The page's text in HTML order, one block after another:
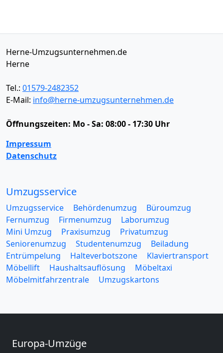
Herne-Umzugsunternehmen.de
Herne
Tel.: 01579-2482352
E-Mail: info@herne-umzugsunternehmen.de
Öffnungszeiten: Mo - Sa: 08:00 - 17:30 Uhr
Impressum
Datenschutz
Umzugsservice
Umzugsservice Behördenumzug
Büroumzug
Fernumzug
Firmenumzug
Laborumzug
Mini Umzug
Praxisumzug
Privatumzug
Seniorenumzug
Studentenumzug
Beiladung
Entrümpelung
Halteverbotszone
Klaviertransport
Möbellift
Haushaltsauflösung
Möbeltaxi
Möbelmitfahrzentrale
Umzugskartons
Europa-Umzüge